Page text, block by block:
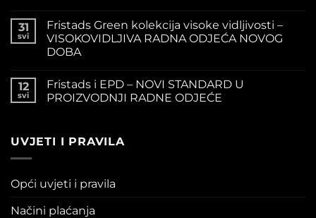
31
svi
Fristads Green kolekcija visoke vidljivosti –
VISOKOVIDLJIVA RADNA ODJEĆA NOVOG
DOBA
12
svi
Fristads i EPD – NOVI STANDARD U
PROIZVODNJI RADNE ODJEĆE
UVJETI I PRAVILA
Opći uvjeti i pravila
Načini plaćanja